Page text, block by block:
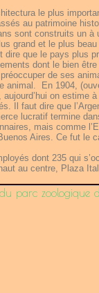
le plus
au patrimoine
sont construits un
grand et le plus beau
que le pays plus
dont le bien
préoccuper de ses
animal.
En 1904,
on estime
Il faut dire que
lucratif termine
mais comme
Aires. Ce fut le
dont 235 qui
au centre, Plaza